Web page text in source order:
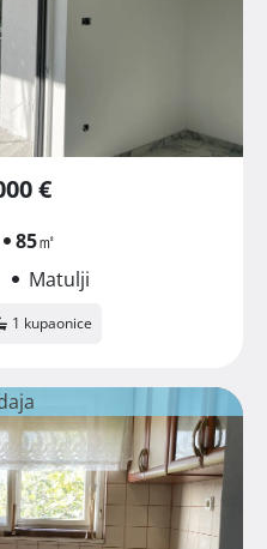
€
85㎡
Matulji
1 kupaonice